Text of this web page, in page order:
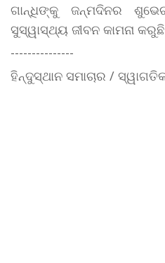
ଗାନ୍ଧିଙ୍କୁ ଜନ୍ମଦିନର
ସୁସ୍ୱାସ୍ଥ୍ୟ ଜୀବନ କାମନା କରୁଛି
---------------
ହିନ୍ଦୁସ୍ଥାନ ସମାଚାର /